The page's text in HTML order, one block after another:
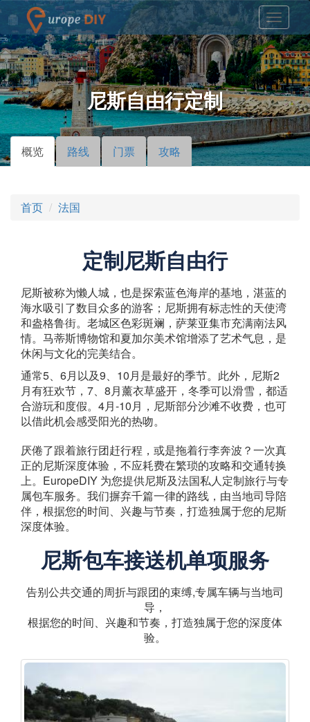
尼斯自由行定制
主标签
概览 （活
动标
路线 门票 攻略
首页 法国
定制尼斯自由行
尼斯被称为懒人城，也是探索蓝色海岸的基地，湛蓝的
海水吸引了数目众多的游客；尼斯拥有标志性的天使湾
和盎格鲁街。老城区色彩斑斓，萨莱亚集市充满南法风
情。马蒂斯博物馆和夏加尔美术馆增添了艺术气息，是
休闲与文化的完美结合。
通常5、6月以及9、10月是最好的季节。此外，尼斯2
月有狂欢节，7、8月薰衣草盛开，冬季可以滑雪，都适
合游玩和度假。4月-10月，尼斯部分沙滩不收费，也可
以借此机会感受阳光的热吻。
厌倦了跟着旅行团赶行程，或是拖着行李奔波？一次真
正的尼斯深度体验，不应耗费在繁琐的攻略和交通转换
上。EuropeDIY 为您提供尼斯及法国私人定制旅行与专
属包车服务。我们摒弃千篇一律的路线，由当地司导陪
伴，根据您的时间、兴趣与节奏，打造独属于您的尼斯
深度体验。
尼斯包车接送机单项服务
告别公共交通的周折与跟团的束缚,专属车辆与当地司
导，
根据您的时间、兴趣和节奏，打造独属于您的深度体
验。